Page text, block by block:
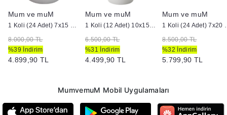
Mum ve muM
1 Koli (24 Adet) 7x15 cm Silindir Mum Beyaz
8.000,00 TL
%39 İndirim
4.899,90 TL
Mum ve muM
1 Koli (12 Adet) 10x15 Beyaz Silindir Mum
6.500,00 TL
%31 İndirim
4.499,90 TL
Mum ve muM
1 Koli (24
8.500,00 TL
%32 İndirim
5.799,90 TL
MumvemuM Mobil Uygulamaları